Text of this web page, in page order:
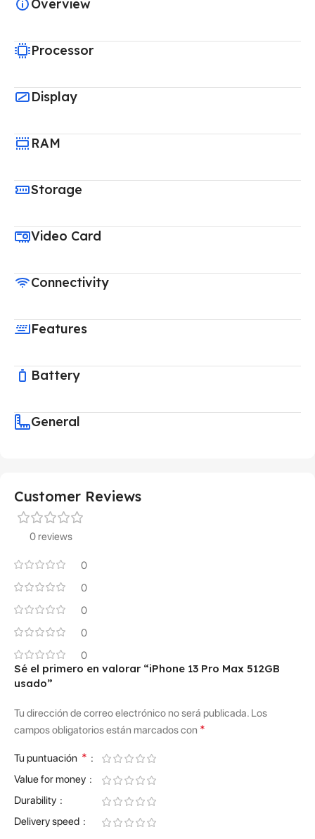
Overview
Processor
Display
RAM
Storage
Video Card
Connectivity
Features
Battery
General
Customer Reviews
0 reviews
0
0
0
0
0
Sé el primero en valorar “iPhone 13 Pro Max 512GB
usado”
Tu dirección de correo electrónico no será publicada. Los
campos obligatorios están marcados con *
Tu puntuación *
Value for money
Durability
Delivery speed